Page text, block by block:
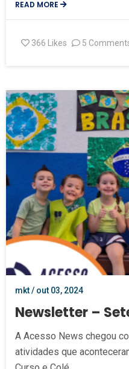
READ MORE
366 Likes 5
mkt / out 03, 2024
Newsletter –
A Acesso News chegou
atividades que